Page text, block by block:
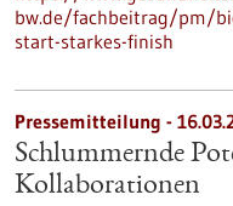
bw.de/fachbeitrag/pm/
start-starkes-finish
Pressemitteilung -
Schlummernde
Kollaborationen